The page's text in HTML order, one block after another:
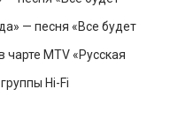
— песня «Все будет
MTV «Русская
Hi-Fi